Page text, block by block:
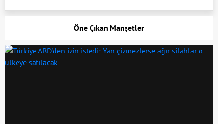
Öne Çıkan Manşetler